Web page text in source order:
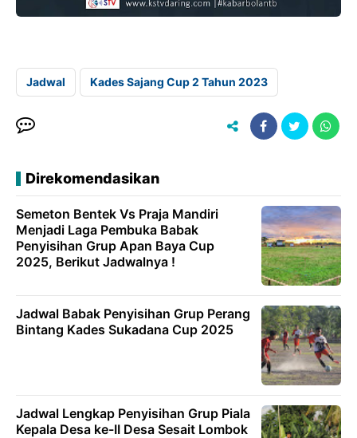
Jadwal Kades Sajang Cup 2 Tahun 2023
Direkomendasikan
Semeton Bentek Vs Praja Mandiri
Menjadi Laga Pembuka Babak
Penyisihan Grup Apan Baya Cup
2025, Berikut Jadwalnya !
Jadwal Babak Penyisihan Grup Perang
Bintang Kades Sukadana Cup 2025
Jadwal Lengkap Penyisihan Grup Piala
Kepala Desa ke-II Desa Sesait Lombok